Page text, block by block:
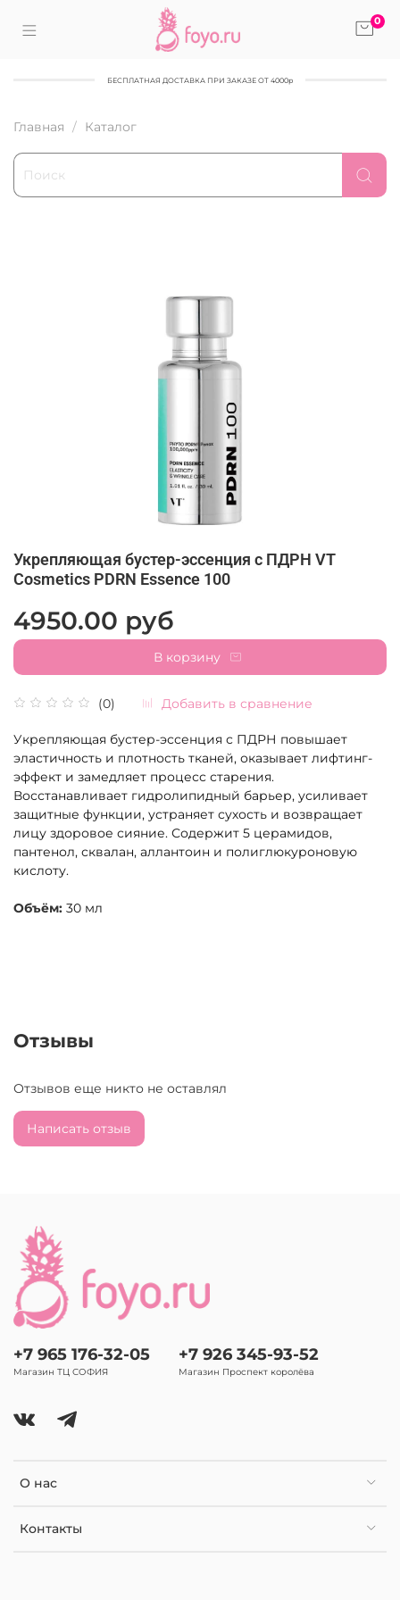
0
БЕСПЛАТНАЯ ДОСТАВКА ПРИ ЗАКАЗЕ ОТ 4000р
Главная Каталог
Укрепляющая бустер-эссенция с ПДРН VT
Cosmetics PDRN Essence 100
(0) Добавить в сравнение
4950.00 руб
В корзину
Укрепляющая бустер-эссенция с ПДРН повышает
эластичность и плотность тканей, оказывает лифтинг-
эффект и замедляет процесс старения.
Восстанавливает гидролипидный барьер, усиливает
защитные функции, устраняет сухость и возвращает
лицу здоровое сияние. Содержит 5 церамидов,
пантенол, сквалан, аллантоин и полиглюкуроновую
кислоту.
Объём: 30 мл
Отзывы
Отзывов еще никто не оставлял
Написать отзыв
О нас
Контакты
+7 965 176-32-05
Магазин ТЦ СОФИЯ
+7 926 345-93-52
Магазин Проспект королёва